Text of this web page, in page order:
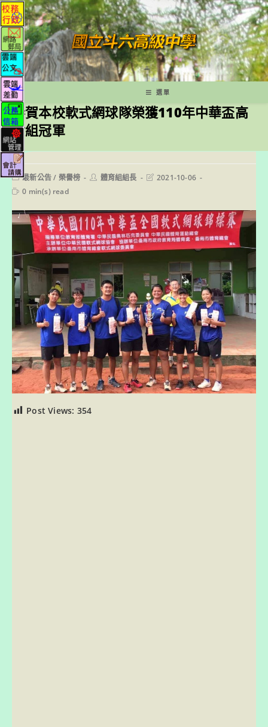
跳
轉
至
主
要
內
容
選單
恭賀本校軟式網球隊榮獲110年中華盃高
女組冠軍
Post
category:
最新公告/ 榮譽榜
Post體育組組長
Post2021-10-06
Reading
0 min(s) read
Post Views: 354